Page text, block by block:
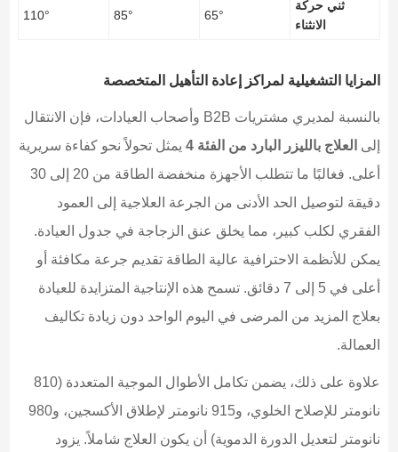
ثني حركة
الانثناء
65°
85°
110°
المزايا التشغيلية لمراكز إعادة التأهيل المتخصصة
بالنسبة لمديري مشتريات B2B وأصحاب العيادات، فإن الانتقال
إلى العلاج بالليزر البارد من الفئة 4
يمثل تحولاً نحو كفاءة سريرية
أعلى. فغالبًا ما تتطلب الأجهزة منخفضة الطاقة من 20 إلى 30
دقيقة لتوصيل الحد الأدنى من الجرعة العلاجية إلى العمود
الفقري لكلب كبير، مما يخلق عنق الزجاجة في جدول العيادة.
يمكن للأنظمة الاحترافية عالية الطاقة تقديم جرعة مكافئة أو
أعلى في 5 إلى 7 دقائق. تسمح هذه الإنتاجية المتزايدة للعيادة
بعلاج المزيد من المرضى في اليوم الواحد دون زيادة تكاليف
العمالة.
علاوة على ذلك، يضمن تكامل الأطوال الموجية المتعددة (810
نانومتر للإصلاح الخلوي، و915 نانومتر لإطلاق الأكسجين، و980
نانومتر لتعديل الدورة الدموية) أن يكون العلاج شاملاً. يزود